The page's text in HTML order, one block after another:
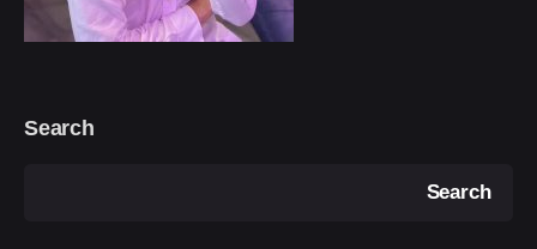
Search
Search